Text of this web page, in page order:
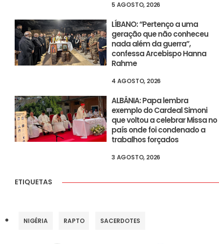
5 AGOSTO, 2026
LÍBANO: “Pertenço a uma
geração que não conheceu
nada além da guerra”,
confessa Arcebispo Hanna
Rahme
4 AGOSTO, 2026
ALBÂNIA: Papa lembra
exemplo do Cardeal Simoni
que voltou a celebrar Missa no
país onde foi condenado a
trabalhos forçados
3 AGOSTO, 2026
ETIQUETAS
NIGÉRIA RAPTO SACERDOTES